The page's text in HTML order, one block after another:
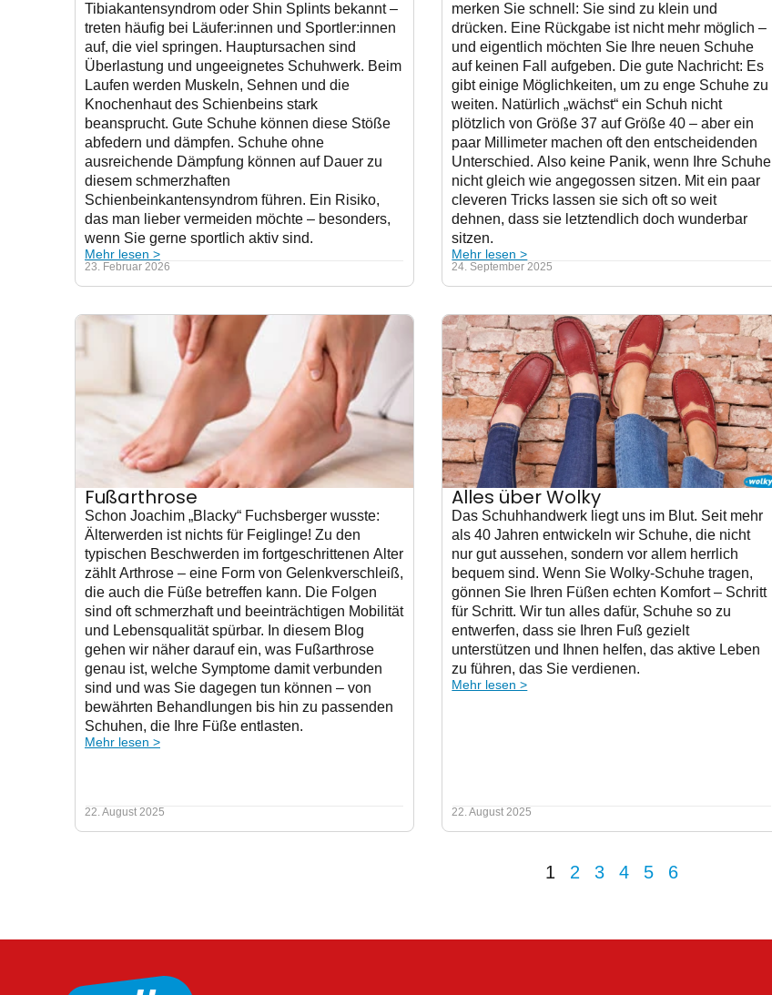
Tibiakantensyndrom oder Shin Splints bekannt –
treten häufig bei Läufer:innen und Sportler:innen
auf, die viel springen. Hauptursachen sind
Überlastung und ungeeignetes Schuhwerk. Beim
Laufen werden Muskeln, Sehnen und die
Knochenhaut des Schienbeins stark
beansprucht. Gute Schuhe können diese Stöße
abfedern und dämpfen. Schuhe ohne
ausreichende Dämpfung können auf Dauer zu
diesem schmerzhaften
Schienbeinkantensyndrom führen. Ein Risiko,
das man lieber vermeiden möchte – besonders,
wenn Sie gerne sportlich aktiv sind.
Mehr lesen >
23. Februar 2026
merken Sie schnell: Sie sind zu klein und
drücken. Eine Rückgabe ist nicht mehr möglich –
und eigentlich möchten Sie Ihre neuen Schuhe
auf keinen Fall aufgeben. Die gute Nachricht: Es
gibt einige Möglichkeiten, um zu enge Schuhe zu
weiten. Natürlich „wächst“ ein Schuh nicht
plötzlich von Größe 37 auf Größe 40 – aber ein
paar Millimeter machen oft den entscheidenden
Unterschied. Also keine Panik, wenn Ihre Schuhe
nicht gleich wie angegossen sitzen. Mit ein paar
cleveren Tricks lassen sie sich oft so weit
dehnen, dass sie letztendlich doch wunderbar
sitzen.
Mehr lesen >
24. September 2025
Fußarthrose
Schon Joachim „Blacky“ Fuchsberger wusste:
Älterwerden ist nichts für Feiglinge! Zu den
typischen Beschwerden im fortgeschrittenen Alter
zählt Arthrose – eine Form von Gelenkverschleiß,
die auch die Füße betreffen kann. Die Folgen
sind oft schmerzhaft und beeinträchtigen Mobilität
und Lebensqualität spürbar. In diesem Blog
gehen wir näher darauf ein, was Fußarthrose
genau ist, welche Symptome damit verbunden
sind und was Sie dagegen tun können – von
bewährten Behandlungen bis hin zu passenden
Schuhen, die Ihre Füße entlasten.
Mehr lesen >
22. August 2025
Alles über Wolky
Das Schuhhandwerk liegt uns im Blut. Seit mehr
als 40 Jahren entwickeln wir Schuhe, die nicht
nur gut aussehen, sondern vor allem herrlich
bequem sind. Wenn Sie Wolky-Schuhe tragen,
gönnen Sie Ihren Füßen echten Komfort – Schritt
für Schritt. Wir tun alles dafür, Schuhe so zu
entwerfen, dass sie Ihren Fuß gezielt
unterstützen und Ihnen helfen, das aktive Leben
zu führen, das Sie verdienen.
Mehr lesen >
22. August 2025
1 2 3 4 5 6